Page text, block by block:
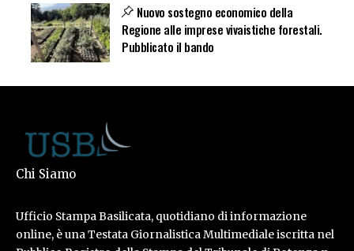
Nuovo sostegno economico della
Regione alle imprese vivaistiche forestali.
Pubblicato il bando
Chi Siamo
Ufficio Stampa Basilicata, quotidiano di informazione
online, è una Testata Giornalistica Multimediale iscritta nel